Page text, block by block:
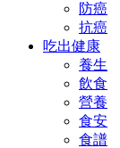
防癌
抗癌
吃出健康
養生
飲食
營養
食安
食譜